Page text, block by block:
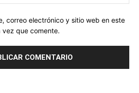
correo electrónico y sitio web en este
que comente.